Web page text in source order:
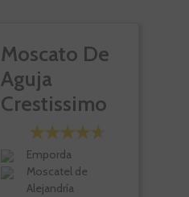
Moscato De
Aguja
Crestissimo
Emporda
Moscatel de
Alejandría